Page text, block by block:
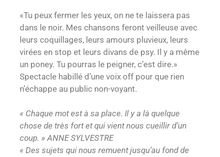
«Tu peux fermer les yeux, on ne te laissera pas
dans le noir. Mes chansons feront veilleuse avec
leurs coquillages, leurs amours pluvieux, leurs
virées en stop et leurs divans de psy. Il y a même
un poney. Tu pourras le peigner, c’est dire.»
Spectacle habillé d’une voix off pour que rien
n’échappe au public non-voyant.
« Chaque mot est à sa place. Il y a là quelque
chose de très fort et qui vient nous cueillir d’un
coup. » ANNE SYLVESTRE
« Des sujets qui nous remuent jusqu’au fond de